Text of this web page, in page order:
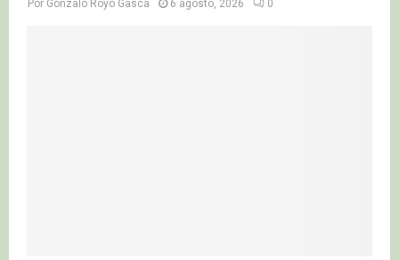
Por Gonzalo Royo Gasca 6 agosto, 2026 0